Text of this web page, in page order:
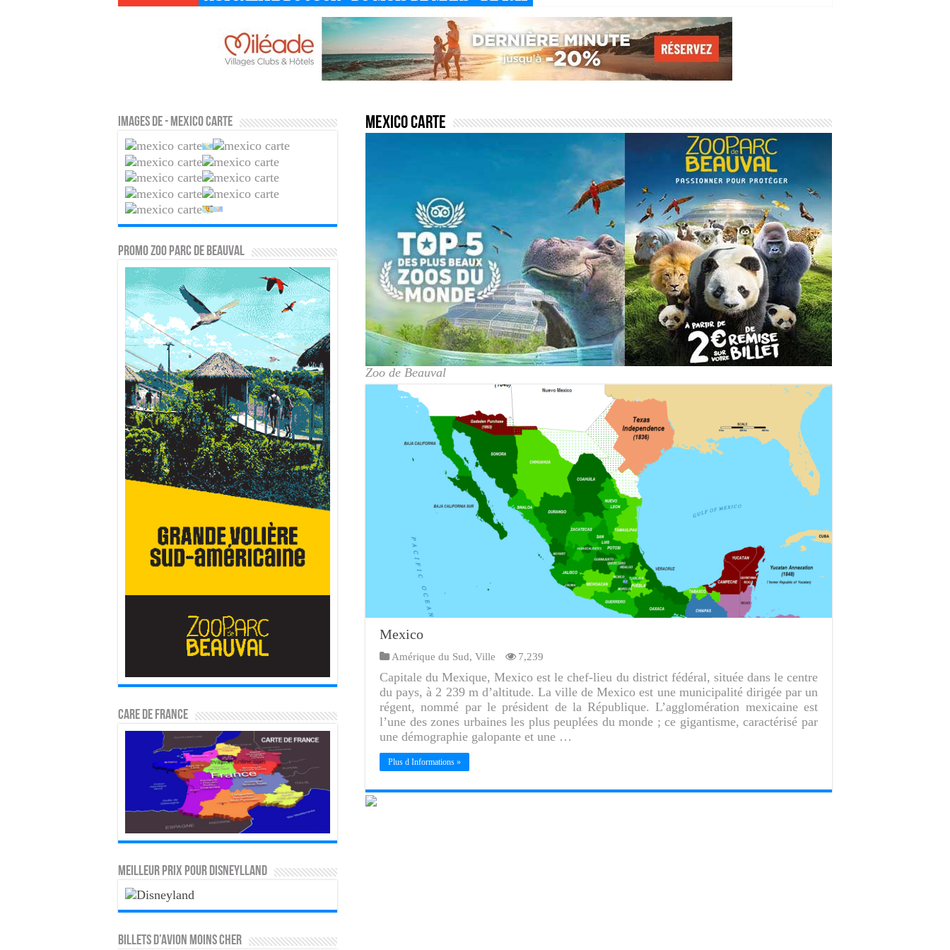
Mexico carte
Zoo de Beauval
Mexico
Amérique du Sud, Ville 7,239
Capitale du Mexique, Mexico est le chef-lieu du district fédéral, située dans le centre
du pays, à 2 239 m d’altitude. La ville de Mexico est une municipalité dirigée par un
régent, nommé par le président de la République. L’agglomération mexicaine est
l’une des zones urbaines les plus peuplées du monde ; ce gigantisme, caractérisé par
une démographie galopante et une …
Plus d Informations »
Images de - Mexico carte
PROMO ZOO PARC DE BEAUVAL
CARE DE FRANCE
MEILLEUR PRIX POUR DISNEYLLAND
Billets d’avion moins cher